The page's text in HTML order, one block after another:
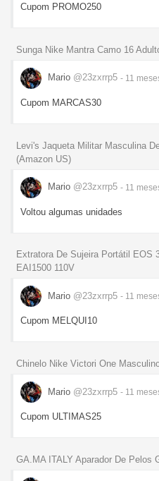
Cupom PROMO250
Sunga Nike Mantra Camo 16
Mario @23zxrrp5 - 11
Cupom MARCAS30
Levi's Jaqueta Militar Masculina
(Amazon US)
Mario @23zxrrp5 - 11
Voltou algumas unidades
Extratora De Sujeira Portátil EOS
EAI1500 110V
Mario @23zxrrp5 - 11
Cupom MELQUI10
Chinelo Nike Victori One
Mario @23zxrrp5 - 11
Cupom ULTIMAS25
GA.MA ITALY Aparador De Pelos